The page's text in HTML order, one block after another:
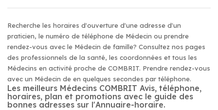
Recherche les horaires d'ouverture d'une adresse d'un
praticien, le numéro de téléphone de Médecin ou prendre
rendez-vous avec le Médecin de famille? Consultez nos pages
des professionnels de la santé, les coordonnées et tous les
Médecins en activité proche de COMBRIT. Prendre rendez-vous
avec un Médecin de en quelques secondes par téléphone.
Les meilleurs Médecins COMBRIT Avis, téléphone,
horaires, plan et promotions avec le guide des
bonnes adresses sur l'Annuaire-horaire.